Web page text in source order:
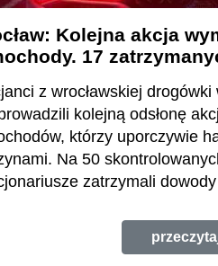
Kolejna akcja
17
z wrocławskiej
kolejną odsłonę
którzy uporczywie
Na 50
zatrzymali